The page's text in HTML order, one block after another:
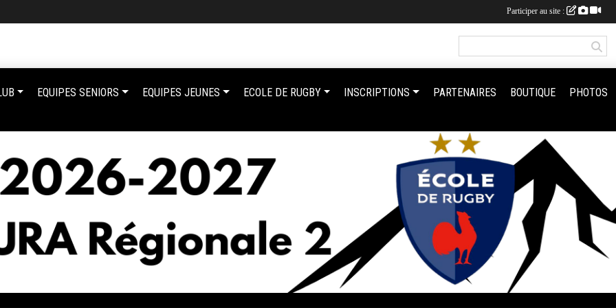
EQUIPES SENIORS EQUIPES JEUNES ECOLE DE RUGBY INSCRIPTIONS PARTENAIRES BOUTIQUE PHOTOS
Participer au site :